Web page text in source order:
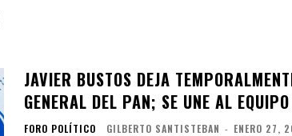
JAVIER BUSTOS DEJA
GENERAL DEL PAN; SE UNE AL
FORO POLÍTICO GILBERTO SANTISTEBAN - ENERO 27,